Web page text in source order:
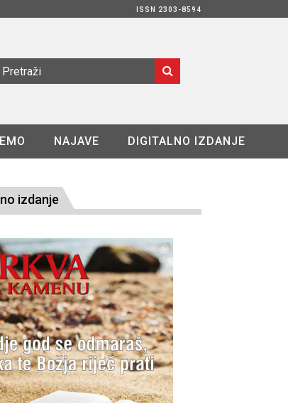
ISSN 2303-8594
NAJAVE DIGITALNO IZDANJE
izdanje